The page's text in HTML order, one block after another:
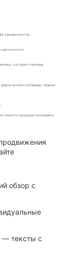
обзор с
— тексты с